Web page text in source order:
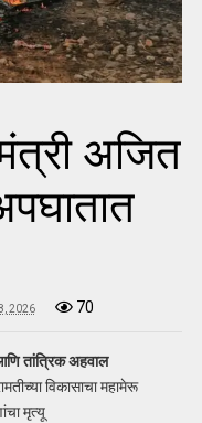
अजित
2026 70
तांत्रिक अहवाल
विकासाचा महामेरू
मृत्यू